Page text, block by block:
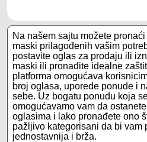
Na našem sajtu možete
maski prilagođenih vašim
postavite oglas za prodaju ili
maski ili pronađite idealne
platforma omogućava
broj oglasa, uporede ponude i
sebe. Uz bogatu ponudu koja
omogućavamo vam da
oglasima i lako pronađete ono
pažljivo kategorisani da bi vam
jednostavnija i brža.